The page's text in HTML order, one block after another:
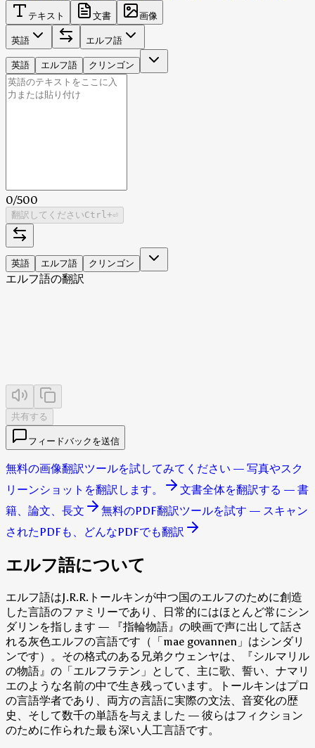
テキスト 文書 画像
英語 エルフ語
英語 エルフ語 クリンゴン
0/500
翻訳してくださいCtrl +⏎
英語 エルフ語 クリンゴン
エルフ語の翻訳
共有する
フィードバックを送信
無料の画像翻訳ツールを試してみてください — 写真やスク
リーンショットを翻訳します。
文書全体を翻訳する — 書
籍、論文、長文
無料のPDF翻訳ツールを試す — スキャン
されたPDFも、どんなPDFでも翻訳
エルフ語について
エルフ語はJ.R.R.トールキンが中つ国のエルフのために創造
した言語のファミリーであり、日常的にはほとんど常にシン
ダリンを指します — 『指輪物語』の映画で声に出して話さ
れる灰色エルフの言語です（「mae govannen」はシンダリ
ンです）。その格式のある兄弟クウェンヤは、『シルマリル
の物語』の「エルフラテン」として、主に歌、誓い、ナマリ
エのような名前の中で生き残っています。トールキンはプロ
の言語学者であり、両方の言語に実際の文法、音変化の歴
史、そして数千の単語を与えました — 彼らはフィクション
のために作られた最も深い人工言語です。